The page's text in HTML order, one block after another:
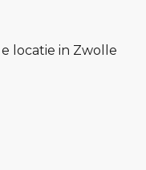
locatie in Zwolle